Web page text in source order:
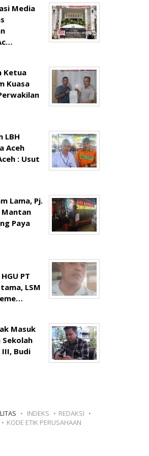
Media
Ketua
Kuasa
LBH
Aceh
: Usut
Lama, Pj.
Mantan
Paya
PT
LSM
Masuk
Budi
INDEKS
REDAKSI
KODE ETIK PERUSAHAAN